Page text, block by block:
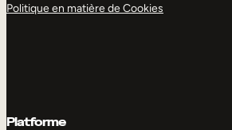
Politique en matière de Cookies
Platforme